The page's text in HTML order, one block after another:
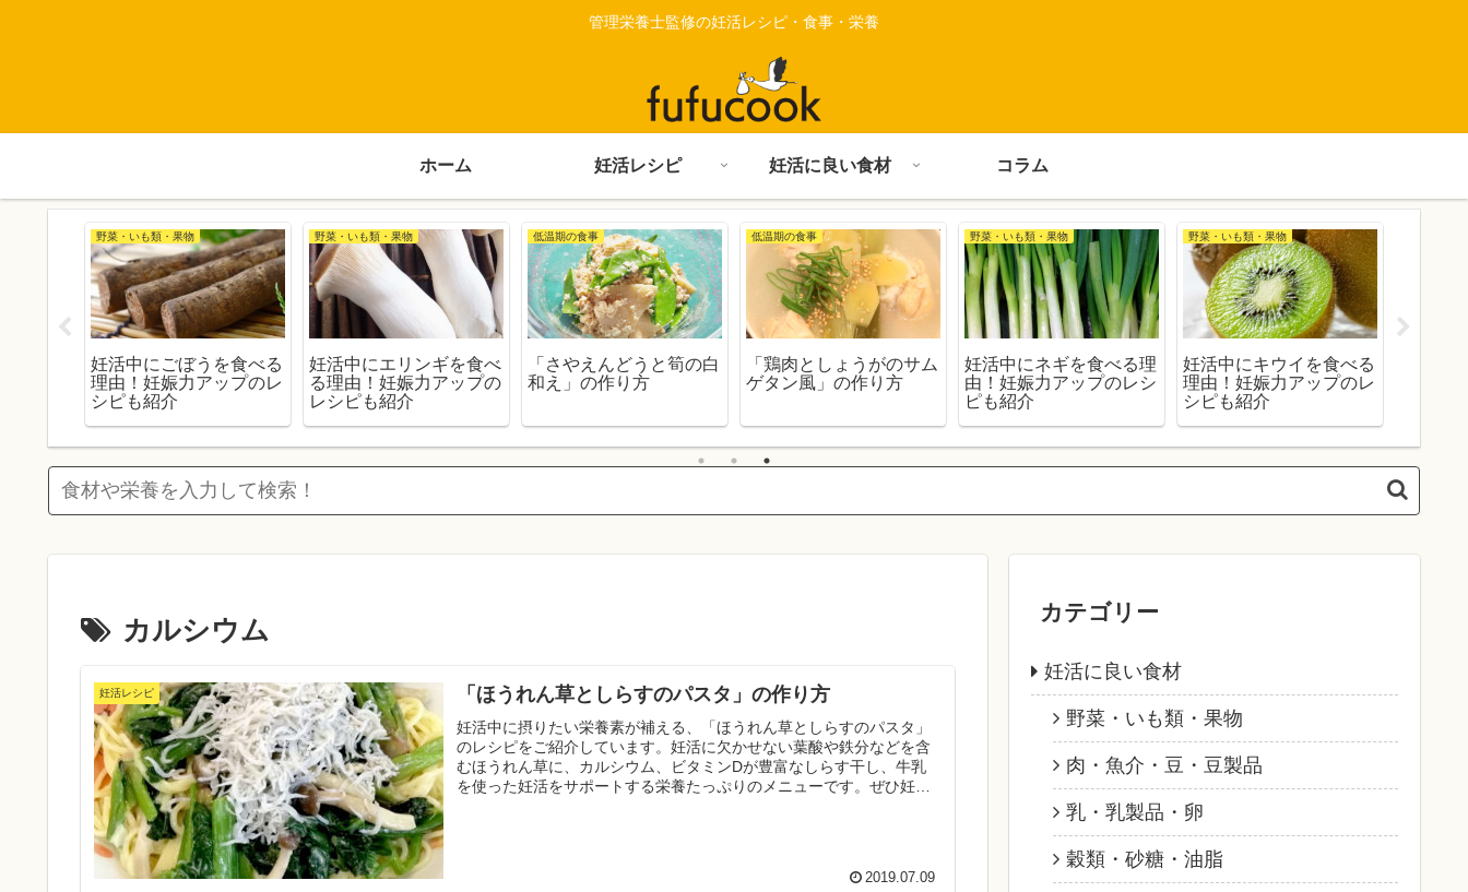
管理栄養士監修の妊活レシピ・食事・栄養
ホーム 妊活レシピ 妊活に良い食材 コラム
野菜・いも類・果物
妊活中にごぼうを食べる
理由！妊娠力アップのレ
シピも紹介
野菜・いも類・果物
妊活中にエリンギを食べ
る理由！妊娠力アップの
レシピも紹介
低温期の食事
「さやえんどうと筍の白
和え」の作り方
低温期の食事
「鶏肉としょうがのサム
ゲタン風」の作り方
野菜・いも類・果物
妊活中にネギを食べる理
由！妊娠力アップのレシ
ピも紹介
野菜・いも類・果物
妊活中にキウイを食べる
理由！妊娠力アップのレ
シピも紹介
カルシウム
妊活レシピ 「ほうれん草としらすのパスタ」の作り方
妊活中に摂りたい栄養素が補える、「ほうれん草としらすのパスタ」
のレシピをご紹介しています。妊活に欠かせない葉酸や鉄分などを含
むほうれん草に、カルシウム、ビタミンDが豊富なしらす干し、牛乳
を使った妊活をサポートする栄養たっぷりのメニューです。ぜひ妊活
2019.07.09
カテゴリー
妊活に良い食材
野菜・いも類・果物
肉・魚介・豆・豆製品
乳・乳製品・卵
穀類・砂糖・油脂